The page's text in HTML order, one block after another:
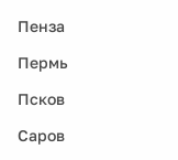
Пенза
Пермь
Псков
Саров